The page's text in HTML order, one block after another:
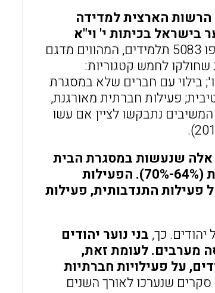
פרסמה הרשות הארצית למדידה
בישראל בכיתות י' וי"א
בסקר השתתפו 5083 תלמידים, המהווים מדגם
משתתפי המחקר הוצגה רשימה ובה 14 פעילויות שחולקו לחמש קטגוריות:
בילוי עם חברים שלא במסגרת
פעילות חברתית מאורגנת,
נתבקשו לציין אם עשו
אלה שנעשות במסגרת הבית
(כ-70% מהמשתתפים) ולאחר מכן בילוי עם חברים בצורה לא מאורגנת (64%-70%). הפעילות
פעילות התנדבותית, פעילות
כך, בני נוער יהודים
מערבים. לעומת זאת,
על פעילויות חברתיות
שנערכו לאורך השנים